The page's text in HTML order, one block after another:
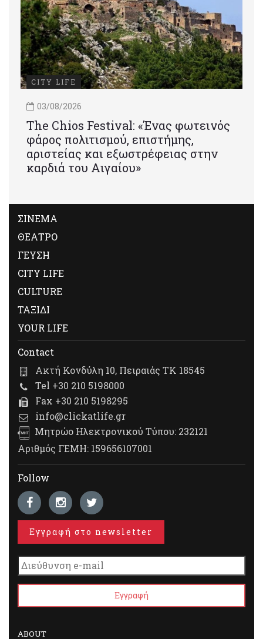
CITY LIFE
03/08/2026
Τhe Chios Festival: «Ένας φωτεινός
φάρος πολιτισμού, επιστήμης,
αριστείας και εξωστρέφειας στην
καρδιά του Αιγαίου»
ΣΙΝΕΜΑ
ΘΕΑΤΡΟ
ΓΕΥΣΗ
CITY LIFE
CULTURE
ΤΑΞΙΔΙ
YOUR LIFE
Contact
Ακτή Κονδύλη 10, Πειραιάς ΤΚ 18545
Tel +30 210 5198000
Fax +30 210 5198295
info@clickatlife.gr
Μητρώο Ηλεκτρονικού Τύπου: 232121
Αριθμός ΓΕΜΗ: 159656107001
Follow
Εγγραφή στο newsletter
ABOUT